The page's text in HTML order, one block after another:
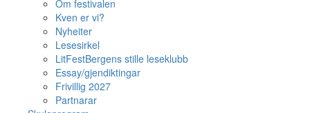
Om festivalen
Kven er vi?
Nyheiter
Lesesirkel
LitFestBergens stille leseklubb
Essay/gjendiktingar
Frivillig 2027
Partnarar